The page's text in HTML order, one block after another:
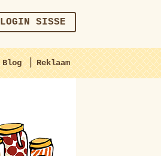
LOGIN SISSE
Blog | Reklaam